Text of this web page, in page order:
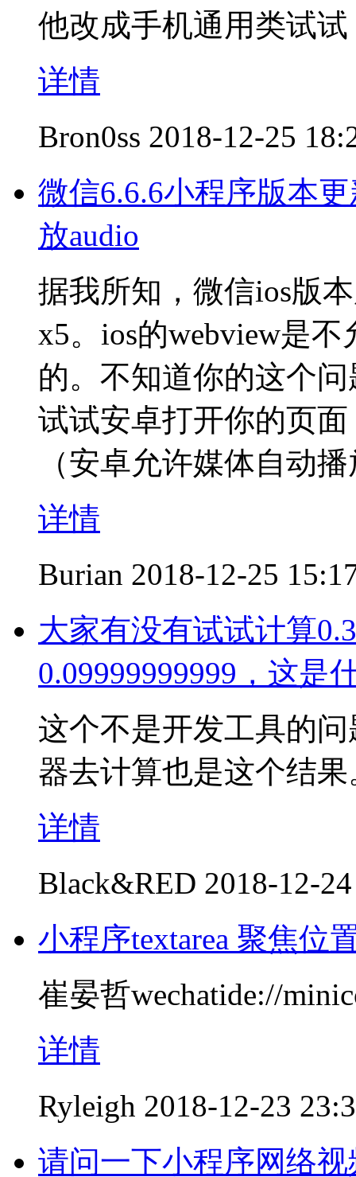
他改成手机通用类试试
详情
Bron0ss 2018-12-25
微信6.6.6小程序版本
放audio
据我所知，微信ios版
x5。ios的webview是
的。不知道你的这个
试试安卓打开你的页
（安卓允许媒体自动
详情
Burian 2018-12-25
大家有没有试试计算
0.09999999999，这是
这个不是开发工具的
器去计算也是这个结果
详情
Black&RED 2018-12-
小程序textarea 聚焦位
崔晏哲wechatide://
详情
Ryleigh 2018-12-23
请问一下小程序网络